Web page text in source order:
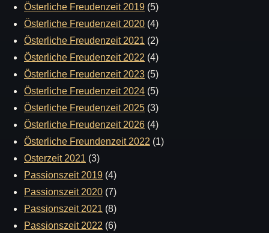
Österliche Freudenzeit 2019 (5)
Österliche Freudenzeit 2020 (4)
Österliche Freudenzeit 2021 (2)
Österliche Freudenzeit 2022 (4)
Österliche Freudenzeit 2023 (5)
Österliche Freudenzeit 2024 (5)
Österliche Freudenzeit 2025 (3)
Österliche Freudenzeit 2026 (4)
Österliche Freundenzeit 2022 (1)
Osterzeit 2021 (3)
Passionszeit 2019 (4)
Passionszeit 2020 (7)
Passionszeit 2021 (8)
Passionszeit 2022 (6)